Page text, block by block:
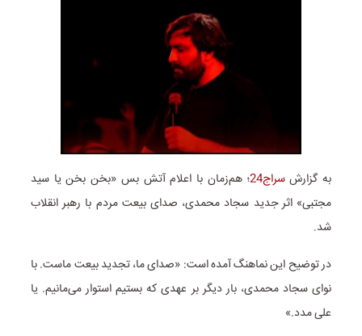
به گزارشسراج24
؛ هم‌زمان با اعلام آتش بس «بخن بخن یا سید
مجتبی» اثر جدید سجاد محمدی، صدای بیعت مردم با رهبر انقلاب
شد.
در توضیح این نماهنگ آمده است: «صدای ما، تجدید بیعت ماست. با
نوای سجاد محمدی، بار دیگر بر عهدی که بستیم استوار می‌مانیم. یا
علی مدد.»